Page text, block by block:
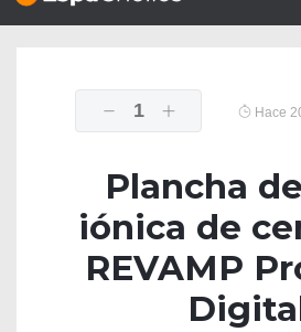
1
Hace
Plancha
iónica de
REVAMP